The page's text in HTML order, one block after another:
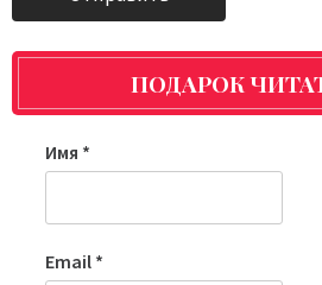
ПОДАРОК
Имя *
Email *